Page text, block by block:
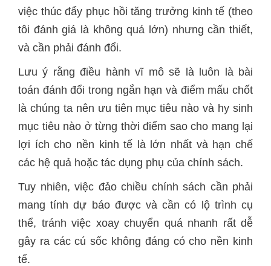
việc thúc đẩy phục hồi tăng trưởng kinh tế (theo
tôi đánh giá là không quá lớn) nhưng cần thiết,
và cần phải đánh đổi.
Lưu ý rằng điều hành vĩ mô sẽ là luôn là bài
toán đánh đổi trong ngắn hạn và điểm mấu chốt
là chúng ta nên ưu tiên mục tiêu nào và hy sinh
mục tiêu nào ở từng thời điểm sao cho mang lại
lợi ích cho nền kinh tế là lớn nhất và hạn chế
các hệ quả hoặc tác dụng phụ của chính sách.
Tuy nhiên, việc đảo chiều chính sách cần phải
mang tính dự báo được và cần có lộ trình cụ
thể, tránh việc xoay chuyển quá nhanh rất dễ
gây ra các cú sốc không đáng có cho nền kinh
tế.